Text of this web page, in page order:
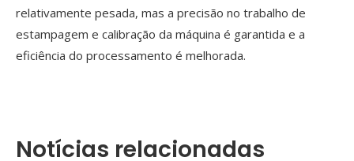
relativamente pesada, mas a precisão no trabalho de
estampagem e calibração da máquina é garantida e a
eficiência do processamento é melhorada.
Notícias relacionadas